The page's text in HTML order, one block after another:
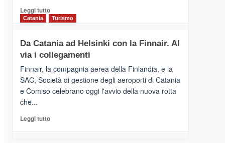
2026”.
Le
dell’enoturismo
sull’Etna
Leggi tuttoLeggi
di
RANDAZZO
–
siamo
quasi….
pronti
dell’Etna
Catania Turismo
Da Catania ad Helsinki con la Finnair. Al
via i collegamenti
Finnair, la compagnia aerea della Finlandia, e la
SAC, Società di gestione degli aeroporti di Catania
e Comiso celebrano oggi l'avvio della nuova rotta
che...
Leggi tuttoLeggi